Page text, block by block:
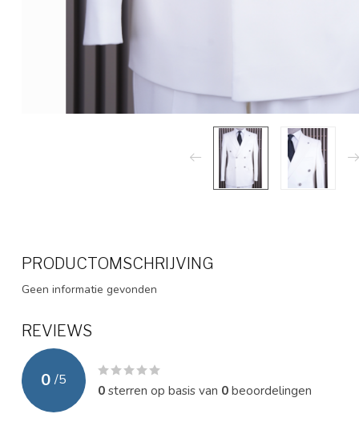
PRODUCTOMSCHRIJVING
Geen informatie gevonden
REVIEWS
0 /5
0sterren op basis van 0beoordelingen